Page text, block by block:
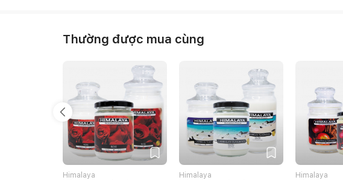
Thường được mua cùng
Himalaya Himalaya Himalaya